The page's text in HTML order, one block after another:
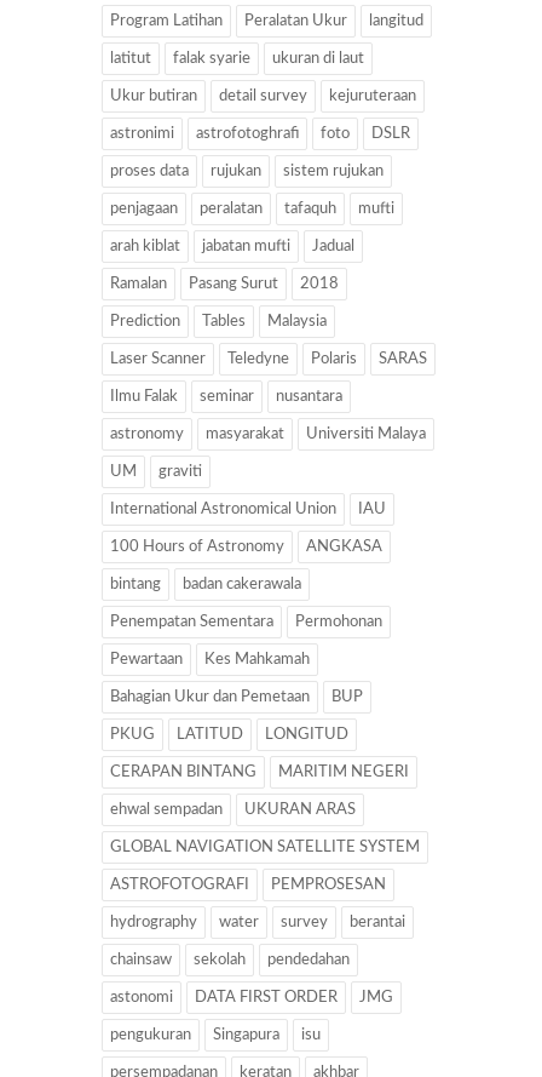
Program Latihan Peralatan Ukur langitud
latitut falak syarie ukuran di laut
Ukur butiran detail survey kejuruteraan
astronimi astrofotoghrafi foto DSLR
proses data rujukan sistem rujukan
penjagaan peralatan tafaquh mufti
arah kiblat jabatan mufti Jadual
Ramalan Pasang Surut 2018
Prediction Tables Malaysia
Laser Scanner Teledyne Polaris SARAS
Ilmu Falak seminar nusantara
astronomy masyarakat Universiti Malaya
UM graviti
International Astronomical Union IAU
100 Hours of Astronomy ANGKASA
bintang badan cakerawala
Penempatan Sementara Permohonan
Pewartaan Kes Mahkamah
Bahagian Ukur dan Pemetaan BUP
PKUG LATITUD LONGITUD
CERAPAN BINTANG MARITIM NEGERI
ehwal sempadan UKURAN ARAS
GLOBAL NAVIGATION SATELLITE SYSTEM
ASTROFOTOGRAFI PEMPROSESAN
hydrography water survey berantai
chainsaw sekolah pendedahan
astonomi DATA FIRST ORDER JMG
pengukuran Singapura isu
persempadanan keratan akhbar